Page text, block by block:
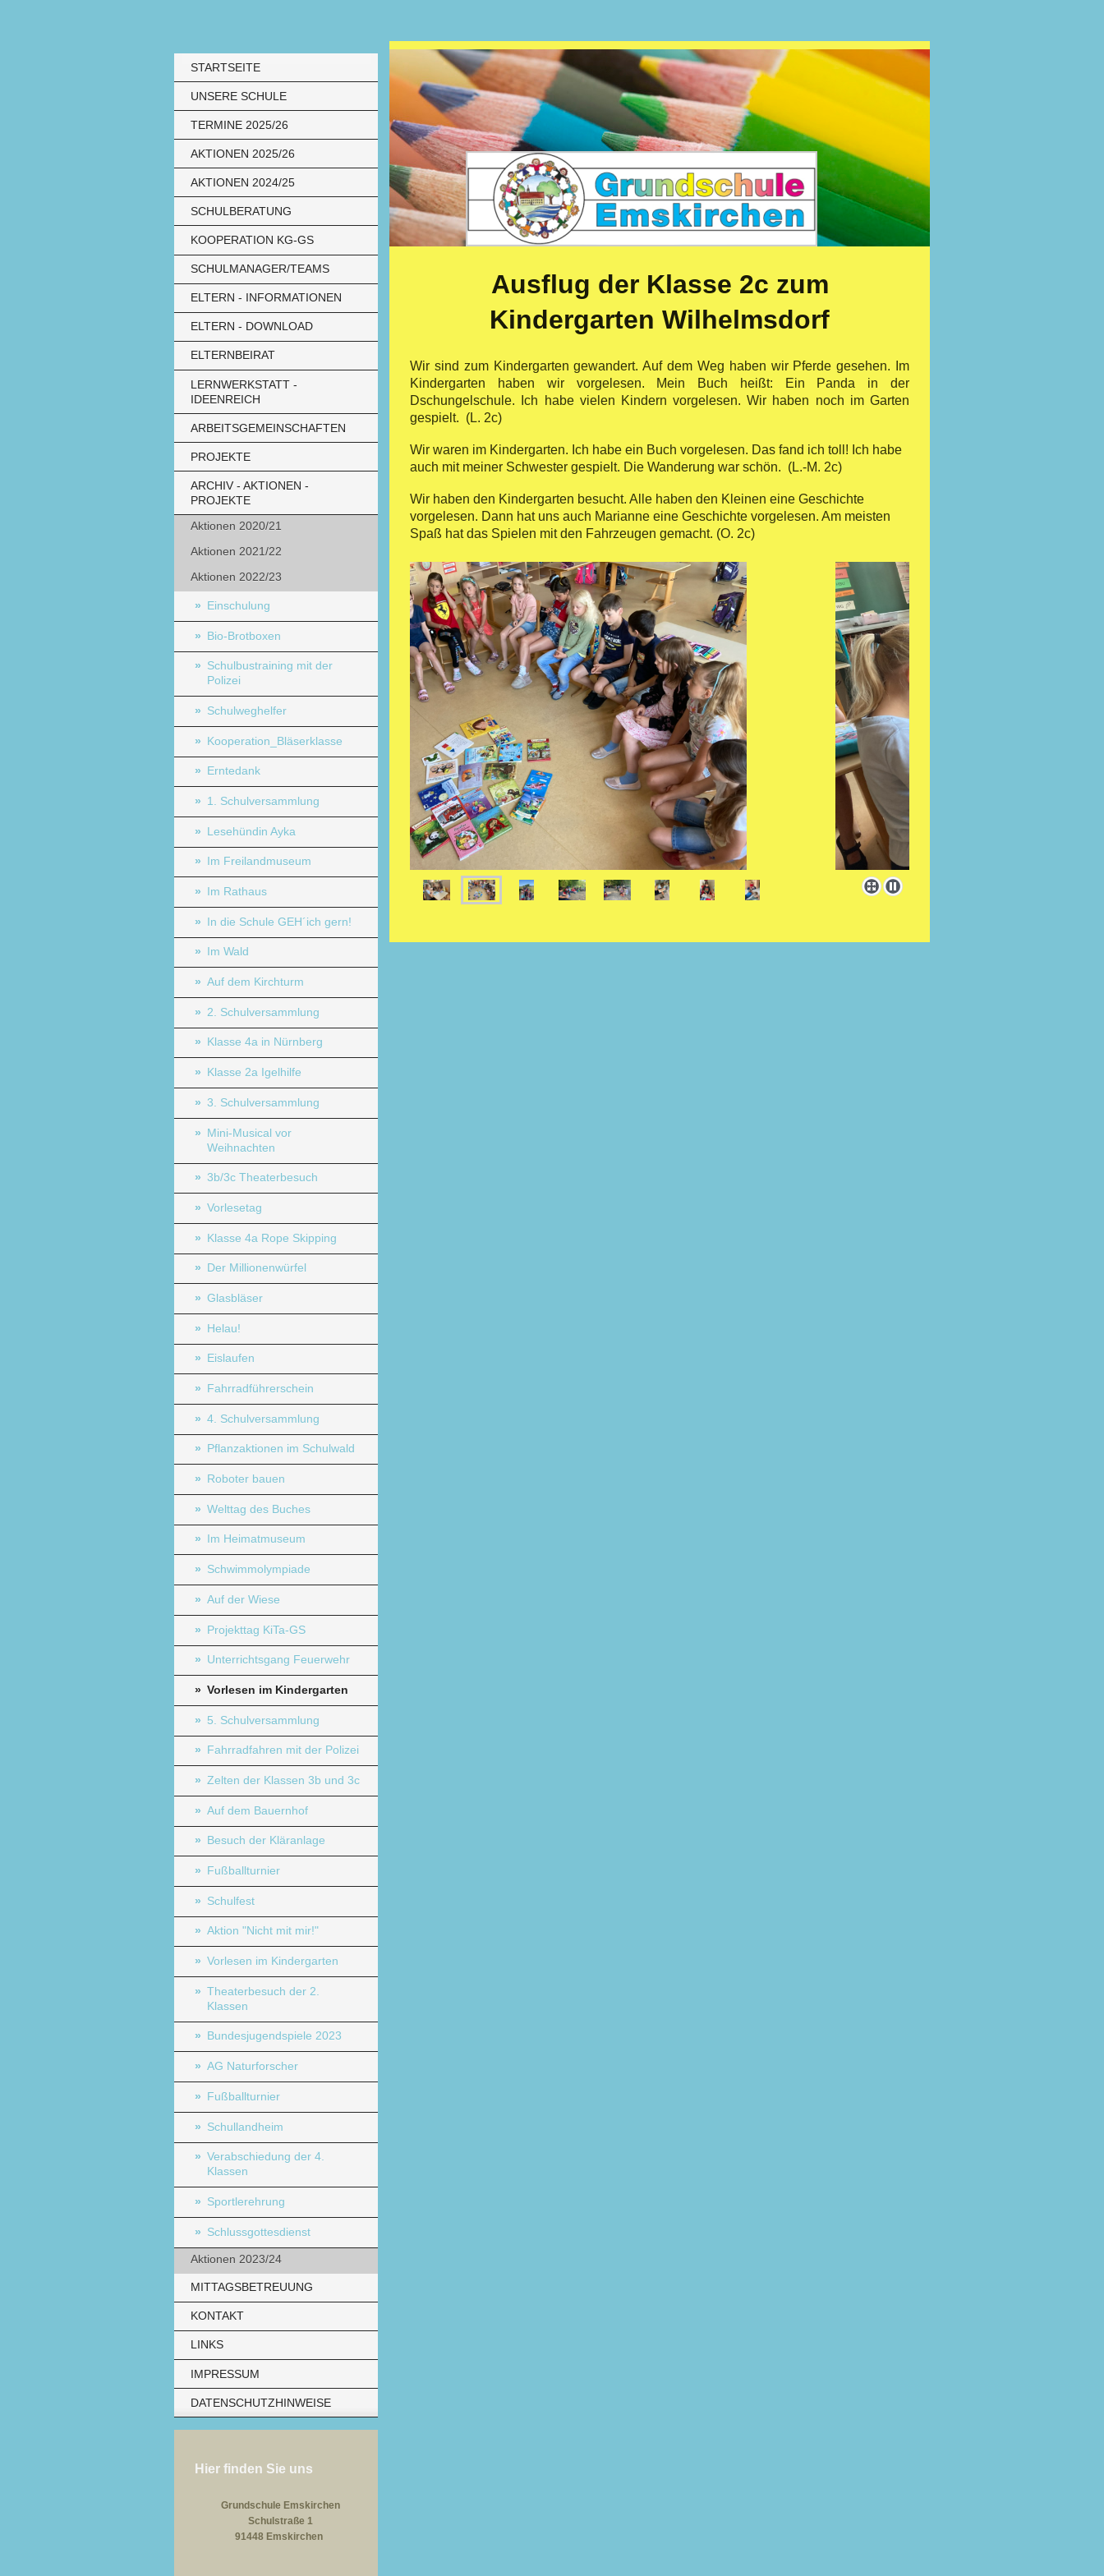
Ausflug der Klasse 2c zum
Kindergarten Wilhelmsdorf
Wir sind zum Kindergarten gewandert. Auf dem Weg haben wir Pferde gesehen. Im
Kindergarten haben wir vorgelesen. Mein Buch heißt: Ein Panda in der
Dschungelschule. Ich habe vielen Kindern vorgelesen. Wir haben noch im Garten
gespielt. (L. 2c)
Wir waren im Kindergarten. Ich habe ein Buch vorgelesen. Das fand ich toll! Ich habe
auch mit meiner Schwester gespielt. Die Wanderung war schön. (L.-M. 2c)
Wir haben den Kindergarten besucht. Alle haben den Kleinen eine Geschichte
vorgelesen. Dann hat uns auch Marianne eine Geschichte vorgelesen. Am meisten
Spaß hat das Spielen mit den Fahrzeugen gemacht. (O. 2c)
STARTSEITE
UNSERE SCHULE
TERMINE 2025/26
AKTIONEN 2025/26
AKTIONEN 2024/25
SCHULBERATUNG
KOOPERATION KG-GS
SCHULMANAGER/TEAMS
ELTERN - INFORMATIONEN
ELTERN - DOWNLOAD
ELTERNBEIRAT
LERNWERKSTATT -
IDEENREICH
ARBEITSGEMEINSCHAFTEN
PROJEKTE
ARCHIV - AKTIONEN -
PROJEKTE
Aktionen 2020/21
Aktionen 2021/22
Aktionen 2022/23
Einschulung
Bio-Brotboxen
Schulbustraining mit der
Polizei
Schulweghelfer
Kooperation_Bläserklasse
Erntedank
1. Schulversammlung
Lesehündin Ayka
Im Freilandmuseum
Im Rathaus
In die Schule GEH´ich gern!
Im Wald
Auf dem Kirchturm
2. Schulversammlung
Klasse 4a in Nürnberg
Klasse 2a Igelhilfe
3. Schulversammlung
Mini-Musical vor
Weihnachten
3b/3c Theaterbesuch
Vorlesetag
Klasse 4a Rope Skipping
Der Millionenwürfel
Glasbläser
Helau!
Eislaufen
Fahrradführerschein
4. Schulversammlung
Pflanzaktionen im Schulwald
Roboter bauen
Welttag des Buches
Im Heimatmuseum
Schwimmolympiade
Auf der Wiese
Projekttag KiTa-GS
Unterrichtsgang Feuerwehr
Vorlesen im Kindergarten
5. Schulversammlung
Fahrradfahren mit der Polizei
Zelten der Klassen 3b und 3c
Auf dem Bauernhof
Besuch der Kläranlage
Fußballturnier
Schulfest
Aktion "Nicht mit mir!"
Vorlesen im Kindergarten
Theaterbesuch der 2.
Klassen
Bundesjugendspiele 2023
AG Naturforscher
Fußballturnier
Schullandheim
Verabschiedung der 4.
Klassen
Sportlerehrung
Schlussgottesdienst
Aktionen 2023/24
MITTAGSBETREUUNG
KONTAKT
LINKS
IMPRESSUM
DATENSCHUTZHINWEISE
Hier finden Sie uns
Grundschule Emskirchen
Schulstraße 1
91448 Emskirchen